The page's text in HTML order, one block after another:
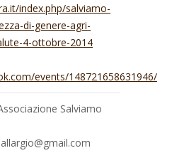
index.php/salviamo-
di-genere-agri-
4-ottobre-2014
events/148721658631946/
Salviamo